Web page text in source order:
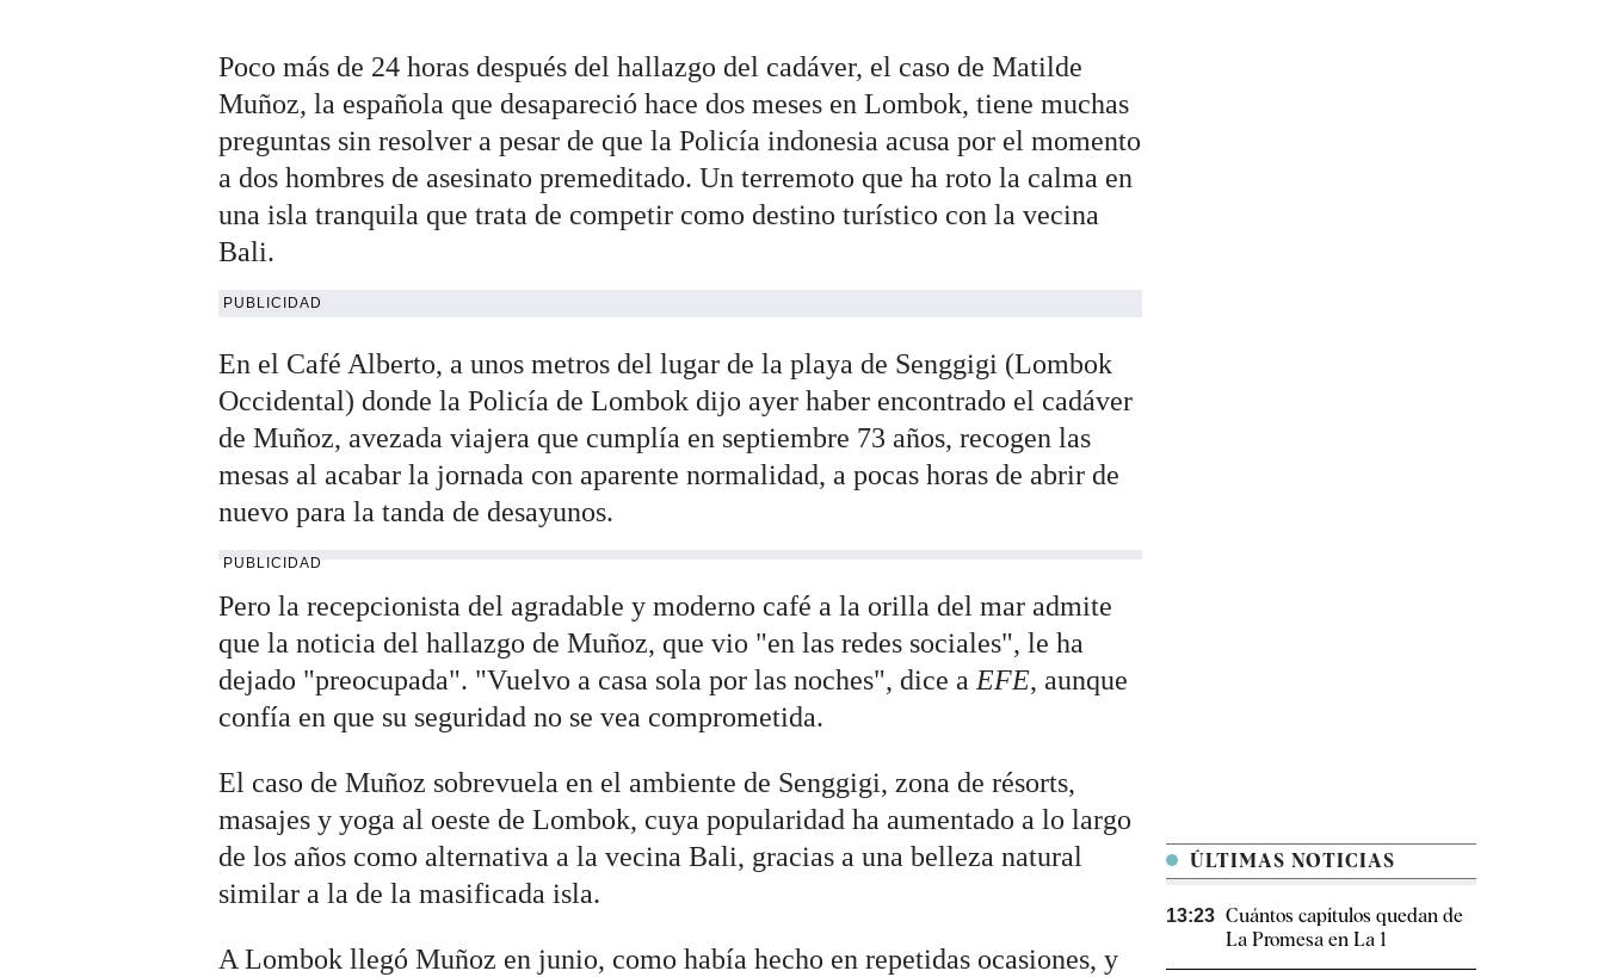
Poco más de 24 horas después del hallazgo del cadáver, el caso de Matilde
Muñoz, la española que desapareció hace dos meses en Lombok, tiene muchas
preguntas sin resolver a pesar de que la Policía indonesia acusa por el momento
a dos hombres de asesinato premeditado. Un terremoto que ha roto la calma en
una isla tranquila que trata de competir como destino turístico con la vecina
Bali.
PUBLICIDAD
En el Café Alberto, a unos metros del lugar de la playa de Senggigi (Lombok
Occidental) donde la Policía de Lombok dijo ayer haber encontrado el cadáver
de Muñoz, avezada viajera que cumplía en septiembre 73 años, recogen las
mesas al acabar la jornada con aparente normalidad, a pocas horas de abrir de
nuevo para la tanda de desayunos.
PUBLICIDAD
Pero la recepcionista del agradable y moderno café a la orilla del mar admite
que la noticia del hallazgo de Muñoz, que vio "en las redes sociales", le ha
dejado "preocupada". "Vuelvo a casa sola por las noches", dice a EFE, aunque
confía en que su seguridad no se vea comprometida.
El caso de Muñoz sobrevuela en el ambiente de Senggigi, zona de résorts,
masajes y yoga al oeste de Lombok, cuya popularidad ha aumentado a lo largo
de los años como alternativa a la vecina Bali, gracias a una belleza natural
similar a la de la masificada isla.
A Lombok llegó Muñoz en junio, como había hecho en repetidas ocasiones, y
ÚLTIMAS NOTICIAS
13:23 Cuántos capítulos quedan de
La Promesa en La 1